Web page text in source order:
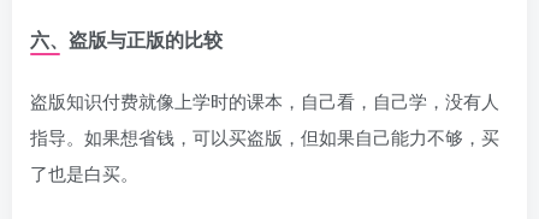
六、盗版与正版的比较
盗版知识付费就像上学时的课本，自己看，自己学，没有人
指导。如果想省钱，可以买盗版，但如果自己能力不够，买
了也是白买。